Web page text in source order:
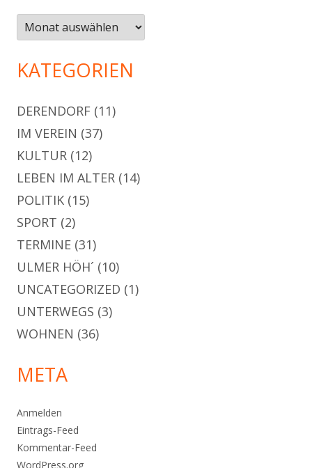
Archiv
KATEGORIEN
DERENDORF (11)
IM VEREIN (37)
KULTUR (12)
LEBEN IM ALTER (14)
POLITIK (15)
SPORT (2)
TERMINE (31)
ULMER HÖH´ (10)
UNCATEGORIZED (1)
UNTERWEGS (3)
WOHNEN (36)
META
Anmelden
Eintrags-Feed
Kommentar-Feed
WordPress.org